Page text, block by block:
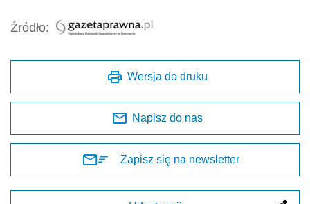
Źródło:
Wersja do druku
Napisz do nas
Zapisz się na newsletter